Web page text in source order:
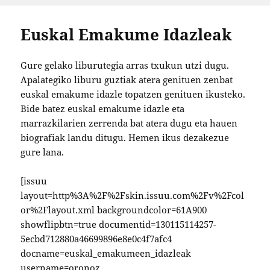
Euskal Emakume Idazleak
Gure gelako liburutegia arras txukun utzi dugu.
Apalategiko liburu guztiak atera genituen zenbat
euskal emakume idazle topatzen genituen ikusteko.
Bide batez euskal emakume idazle eta
marrazkilarien zerrenda bat atera dugu eta hauen
biografiak landu ditugu. Hemen ikus dezakezue
gure lana.
[issuu
layout=http%3A%2F%2Fskin.issuu.com%2Fv%2Fcol
or%2Flayout.xml backgroundcolor=61A900
showflipbtn=true documentid=130115114257-
5ecbd712880a46699896e8e0c4f7afc4
docname=euskal_emakumeen_idazleak